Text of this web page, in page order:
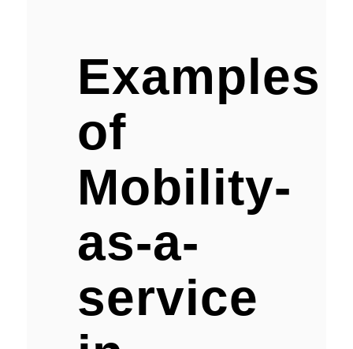
Examples
of
Mobility-
as-a-
service